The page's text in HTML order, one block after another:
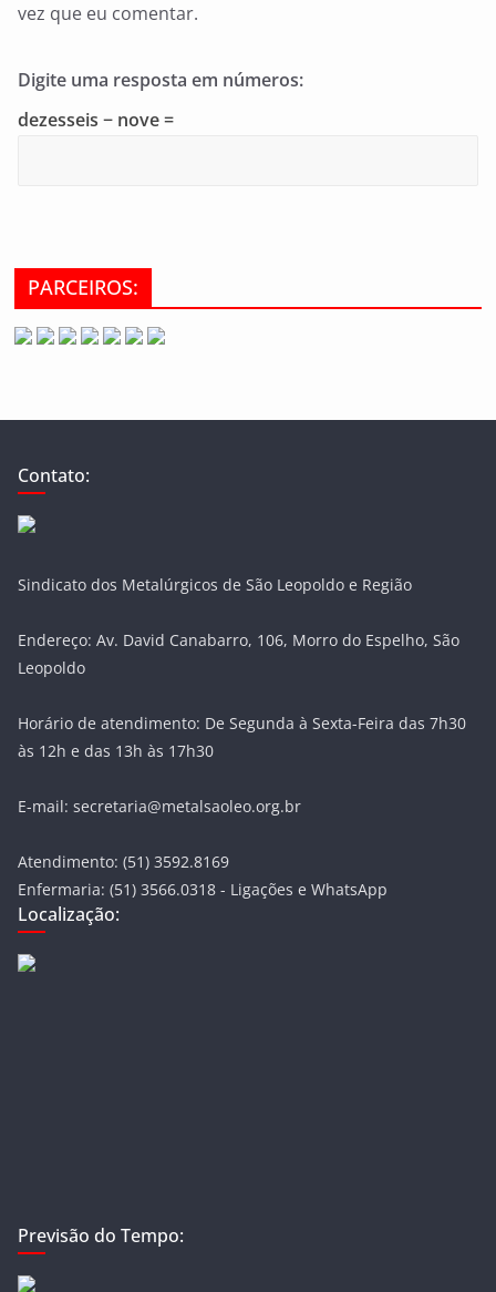
vez que eu comentar.
Digite uma resposta em números:
dezesseis − nove =
PARCEIROS:
Contato:
Sindicato dos Metalúrgicos de São Leopoldo e Região
Endereço: Av. David Canabarro, 106, Morro do Espelho, São
Leopoldo
Horário de atendimento: De Segunda à Sexta-Feira das 7h30
às 12h e das 13h às 17h30
E-mail: secretaria@metalsaoleo.org.br
Atendimento: (51) 3592.8169
Enfermaria: (51) 3566.0318 - Ligações e WhatsApp
Localização:
Previsão do Tempo: